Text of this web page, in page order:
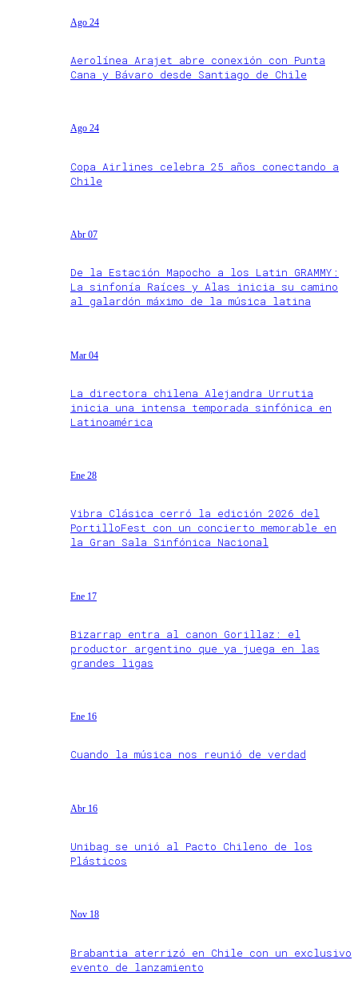
Ago 24
Aerolínea Arajet abre conexión con Punta
Cana y Bávaro desde Santiago de Chile
Ago 24
Copa Airlines celebra 25 años conectando a
Chile
Abr 07
De la Estación Mapocho a los Latin GRAMMY:
La sinfonía Raíces y Alas inicia su camino
al galardón máximo de la música latina
Mar 04
La directora chilena Alejandra Urrutia
inicia una intensa temporada sinfónica en
Latinoamérica
Ene 28
Vibra Clásica cerró la edición 2026 del
PortilloFest con un concierto memorable en
la Gran Sala Sinfónica Nacional
Ene 17
Bizarrap entra al canon Gorillaz: el
productor argentino que ya juega en las
grandes ligas
Ene 16
Cuando la música nos reunió de verdad
Abr 16
Unibag se unió al Pacto Chileno de los
Plásticos
Nov 18
Brabantia aterrizó en Chile con un exclusivo
evento de lanzamiento